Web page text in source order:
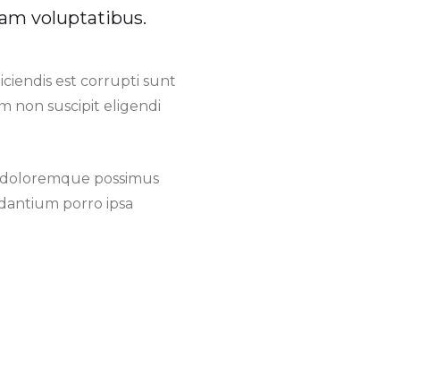
voluptatibus.
est corrupti sunt
non suscipit eligendi
possimus
porro ipsa